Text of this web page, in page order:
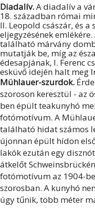
Diadalív.A diadalív a
18. században római
II. Leopold császár, és
eljegyzésének
található márvány
mutatják be, míg az
édesapjának, I. Ferenc
esküvő idején halt meg
Mühlauer-szurdok.
szoroson keresztül - az
ben épült teakunyhó
fotómotívum. A
található hidat számos
újonnan épült hídon
lakók ezután egy
átkelőt
fotómotívum az 1904-
szorosban. A kunyhó
úgy tűnik, több méter